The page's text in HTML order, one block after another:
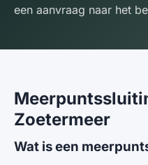
een aanvraag naar het
Zoetermeer
Wat is een